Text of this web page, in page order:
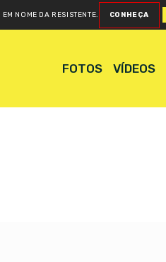
EM NOME DA RESISTENTE. CONHEÇA
FOTOS VÍDEOS